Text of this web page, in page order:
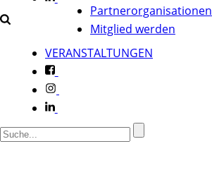
Partnerorganisationen
Mitglied werden
VERANSTALTUNGEN
f
l